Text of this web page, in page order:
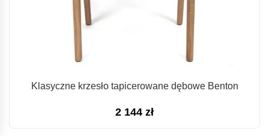
Klasyczne krzesło tapicerowane dębowe Benton
2 144 zł